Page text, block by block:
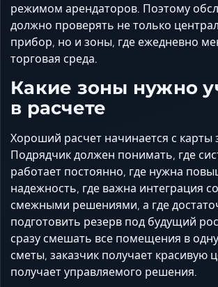
режимом арендаторов. Поэтому
должно проверять не только
прибор, но и зоны, где ежедневно
торговая среда.
Какие зоны нужно
в расчете
Хороший расчет начинается с карты
Подрядчик должен понимать, где
работает постоянно, где нужна
надежность, где важна интеграция со
смежными решениями, а где
подготовить резерв под будущий
сразу смешать все помещения в
сметы, заказчик получает красивую
получает управляемого решения.